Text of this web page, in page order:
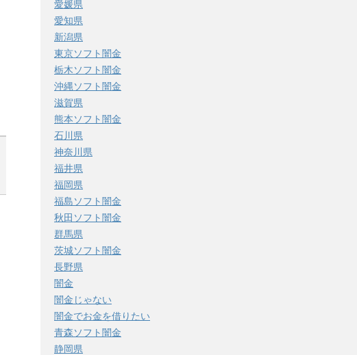
愛媛県
愛知県
新潟県
東京ソフト闇金
栃木ソフト闇金
沖縄ソフト闇金
滋賀県
熊本ソフト闇金
石川県
神奈川県
福井県
福岡県
福島ソフト闇金
秋田ソフト闇金
群馬県
茨城ソフト闇金
長野県
闇金
闇金じゃない
闇金でお金を借りたい
青森ソフト闇金
静岡県